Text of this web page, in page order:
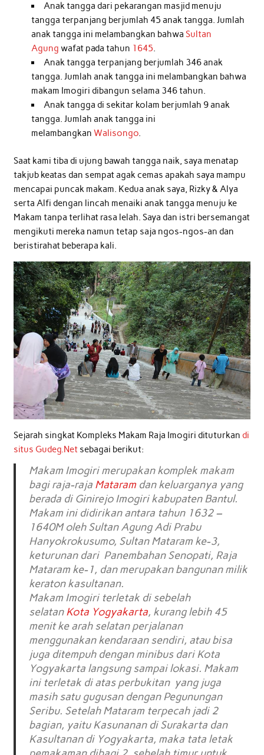
Anak tangga dari pekarangan masjid menuju
tangga terpanjang berjumlah 45 anak tangga. Jumlah
anak tangga ini melambangkan bahwaSultan
Agung wafat pada tahun 1645.
Anak tangga terpanjang berjumlah 346 anak
tangga. Jumlah anak tangga ini melambangkan bahwa
makam Imogiri dibangun selama 346tahun.
Anak tangga di sekitar kolam berjumlah 9 anak
tangga. Jumlah anak tangga ini
melambangkanWalisongo.
Saat kami tiba di ujung bawah tangga naik, saya menatap
takjub keatas dan sempat agak cemas apakah saya mampu
mencapai puncak makam. Kedua anak saya, Rizky & Alya
serta Alfi dengan lincah menaiki anak tangga menuju ke
Makam tanpa terlihat rasa lelah. Saya dan istri bersemangat
mengikuti mereka namun tetap saja ngos-ngos-an dan
beristirahat beberapa kali.
Sejarah singkat Kompleks Makam Raja Imogiri dituturkan di
situs Gudeg.Netsebagai berikut:
Makam Imogiri merupakan komplek makam
bagi raja-raja Mataramdan keluarganya yang
berada di Ginirejo Imogiri kabupaten Bantul.
Makam ini didirikan antara tahun 1632 –
1640M oleh Sultan Agung Adi Prabu
Hanyokrokusumo, Sultan Mataram ke-3,
keturunan dari Panembahan Senopati, Raja
Mataram ke-1, dan merupakan bangunan milik
keraton kasultanan.
Makam Imogiri terletak di sebelah
selatanKota Yogyakarta, kurang lebih 45
menit ke arah selatan perjalanan
menggunakan kendaraan sendiri, atau bisa
juga ditempuh dengan minibus dari Kota
Yogyakarta langsung sampai lokasi. Makam
ini terletak di atas perbukitan yang juga
masih satu gugusan dengan Pegunungan
Seribu. Setelah Mataram terpecah jadi 2
bagian, yaitu Kasunanan di Surakarta dan
Kasultanan di Yogyakarta, maka tata letak